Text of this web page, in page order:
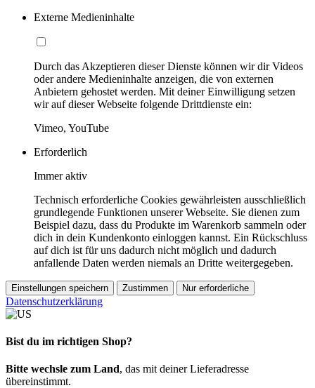
Externe Medieninhalte
Durch das Akzeptieren dieser Dienste können wir dir Videos
oder andere Medieninhalte anzeigen, die von externen
Anbietern gehostet werden. Mit deiner Einwilligung setzen
wir auf dieser Webseite folgende Drittdienste ein:
Vimeo, YouTube
Erforderlich
Immer aktiv
Technisch erforderliche Cookies gewährleisten ausschließlich
grundlegende Funktionen unserer Webseite. Sie dienen zum
Beispiel dazu, dass du Produkte im Warenkorb sammeln oder
dich in dein Kundenkonto einloggen kannst. Ein Rückschluss
auf dich ist für uns dadurch nicht möglich und dadurch
anfallende Daten werden niemals an Dritte weitergegeben.
Einstellungen speichern Zustimmen Nur erforderliche
Datenschutzerklärung
Bist du im richtigen Shop?
Bitte wechsle zum Land, das mit deiner Lieferadresse
übereinstimmt.